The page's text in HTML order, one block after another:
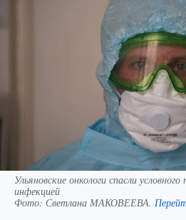
Ульяновские онкологи спасли
инфекцией
Фото: Светлана МАКОВЕЕВА.